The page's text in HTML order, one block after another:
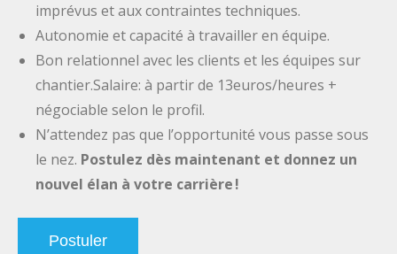
imprévus et aux contraintes techniques.
Autonomie et capacité à travailler en équipe.
Bon relationnel avec les clients et les équipes sur
chantier.Salaire: à partir de 13euros/heures +
négociable selon le profil.
N’attendez pas que l’opportunité vous passe sous
le nez. Postulez dès maintenant et donnez un
nouvel élan à votre carrière !